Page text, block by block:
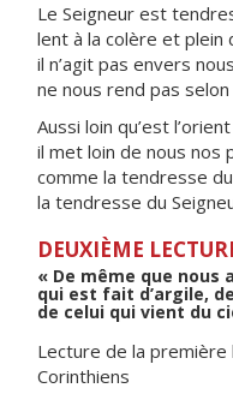
Le Seigneur est
lent à la colère et plein
il n’agit pas envers
ne nous rend pas
Aussi loin qu’est
il met loin de nous nos
comme la tendresse
la tendresse du
DEUXIÈME
« De même que nous
qui est fait d’argile,
de celui qui vient du
Lecture de la
Corinthiens